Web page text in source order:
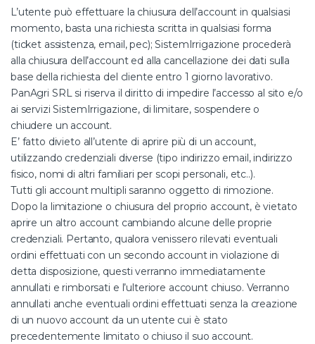
L’utente può effettuare la chiusura dell’account in qualsiasi
momento, basta una richiesta scritta in qualsiasi forma
(ticket assistenza, email, pec); SistemIrrigazione procederà
alla chiusura dell’account ed alla cancellazione dei dati sulla
base della richiesta del cliente entro 1 giorno lavorativo.
PanAgri SRL si riserva il diritto di impedire l’accesso al sito e/o
ai servizi SistemIrrigazione, di limitare, sospendere o
chiudere un account.
E’ fatto divieto all’utente di aprire più di un account,
utilizzando credenziali diverse (tipo indirizzo email, indirizzo
fisico, nomi di altri familiari per scopi personali, etc..).
Tutti gli account multipli saranno oggetto di rimozione.
Dopo la limitazione o chiusura del proprio account, è vietato
aprire un altro account cambiando alcune delle proprie
credenziali. Pertanto, qualora venissero rilevati eventuali
ordini effettuati con un secondo account in violazione di
detta disposizione, questi verranno immediatamente
annullati e rimborsati e l’ulteriore account chiuso. Verranno
annullati anche eventuali ordini effettuati senza la creazione
di un nuovo account da un utente cui è stato
precedentemente limitato o chiuso il suo account.